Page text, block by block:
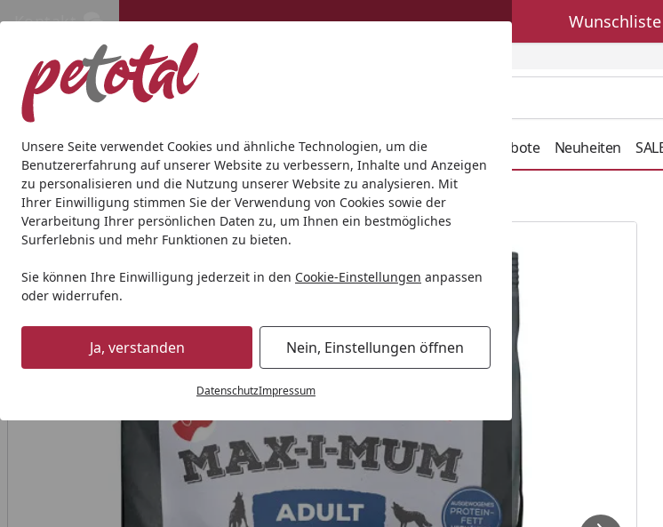
Unsere Seite verwendet Cookies und ähnliche Technologien, um die
Benutzererfahrung auf unserer Website zu verbessern, Inhalte und Anzeigen
zu personalisieren und die Nutzung unserer Website zu analysieren. Mit
Ihrer Einwilligung stimmen Sie der Verwendung von Cookies sowie der
Verarbeitung Ihrer persönlichen Daten zu, um Ihnen ein bestmögliches
Surferlebnis und mehr Funktionen zu bieten.
Sie können Ihre Einwilligung jederzeit in den Cookie-Einstellungen anpassen
oder widerrufen.
Ja, verstanden Nein, Einstellungen öffnen
DatenschutzImpressum
Kontakt Wunschliste
Wunschliste
Hund Katze Aquaristik Teich Andere Tierarten Geschenkideen Angebote Neuheiten
Startseite
Hund Hundetrockenfutter RINTI Rinti Max-i-mum 50% Adult Huhn